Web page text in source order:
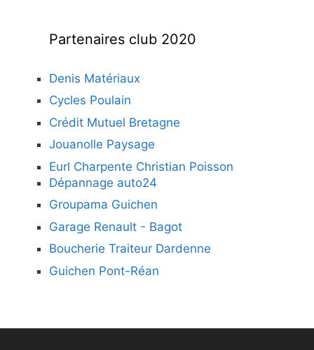
Partenaires club 2020
Denis Matériaux
Cycles Poulain
Crédit Mutuel Bretagne
Jouanolle Paysage
Eurl Charpente Christian Poisson
Dépannage auto24
Groupama Guichen
Garage Renault - Bagot
Boucherie Traiteur Dardenne
Guichen Pont-Réan